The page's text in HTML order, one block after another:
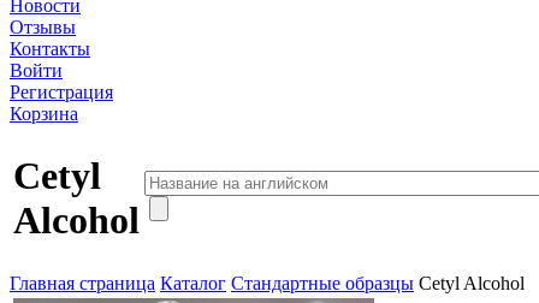
Новости
Отзывы
Контакты
Войти
Регистрация
Корзина
Cetyl
Alcohol
Главная страница Каталог Стандартные образцы Cetyl Alcohol